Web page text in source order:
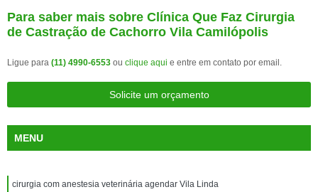
Para saber mais sobre Clínica Que Faz Cirurgia
de Castração de Cachorro Vila Camilópolis
Ligue para (11) 4990-6553 ou clique aqui e entre em contato por email.
Solicite um orçamento
MENU
cirurgia com anestesia veterinária agendar Vila Linda